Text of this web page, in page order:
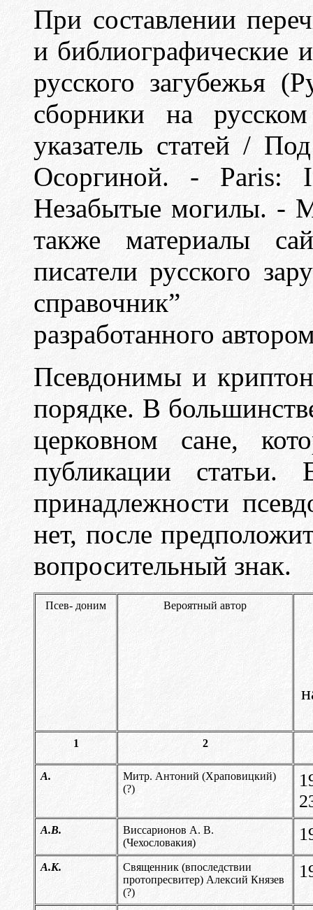
При составлении
и библиографические
русского загубежья
сборники на
указатель статей /
Осоргиной. - Paris:
Незабытые могилы. -
также материалы
писатели русского
справочник”
разработанного
Псевдонимы и
порядке. В
церковном сане,
публикации
принадлежности
нет, после
вопросительный знак.
Псев- доним Вероятный автор
1 2
А.
Митр. Антоний (Храповицкий)
(?)
А.В.
Виссарионов А. В.
(Чехословакия)
А.К.
Священник (впоследствии
протопресвитер) Алексий Князев
(?)